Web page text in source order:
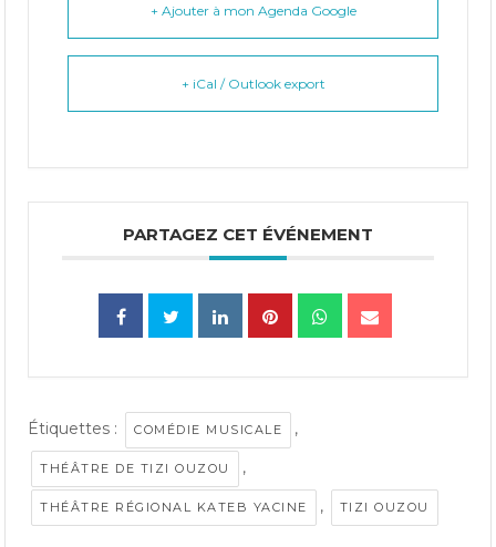
+ Ajouter à mon Agenda Google
+ iCal / Outlook export
PARTAGEZ CET ÉVÉNEMENT
Étiquettes : COMÉDIE MUSICALE ,
THÉÂTRE DE TIZI OUZOU ,
THÉÂTRE RÉGIONAL KATEB YACINE , TIZI OUZOU